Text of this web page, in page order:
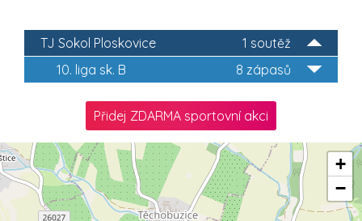
1 soutěž
TJ Sokol Ploskovice
8 zápasů
10. liga sk. B
Přidej ZDARMA sportovní akci
+
−